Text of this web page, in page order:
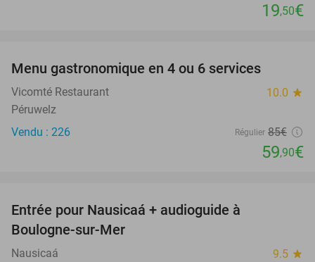
19,50€
Menu gastronomique en 4 ou 6 services
Vicomté Restaurant 10.0 star
Péruwelz
Vendu : 226
Régulier 85€
59,90€
Entrée pour Nausicaá + audioguide à
Boulogne-sur-Mer
Nausicaá 9.5 star